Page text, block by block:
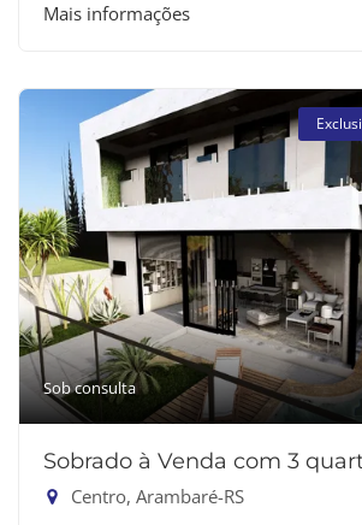
Mais informações
Sob consulta
Sobrado à Venda com 3
Centro, Arambaré-RS